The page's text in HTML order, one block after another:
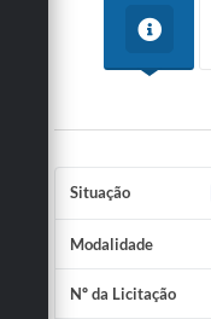
Situação
Modalidade
Nº da Licitação